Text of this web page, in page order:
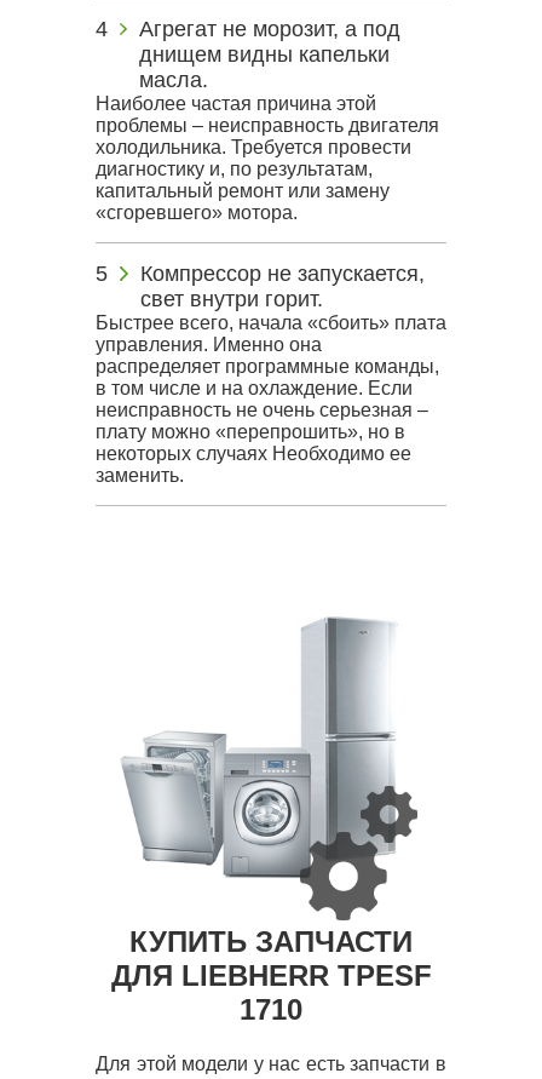
Агрегат не морозит, а под
днищем видны капельки
масла.
Наиболее частая причина этой
проблемы – неисправность двигателя
холодильника. Требуется провести
диагностику и, по результатам,
капитальный ремонт или замену
«сгоревшего» мотора.
Компрессор не запускается,
свет внутри горит.
Быстрее всего, начала «сбоить» плата
управления. Именно она
распределяет программные команды,
в том числе и на охлаждение. Если
неисправность не очень серьезная –
плату можно «перепрошить», но в
некоторых случаях Необходимо ее
заменить.
КУПИТЬ ЗАПЧАСТИ
ДЛЯ LIEBHERR TPESF
1710
Для этой модели у нас есть запчасти в